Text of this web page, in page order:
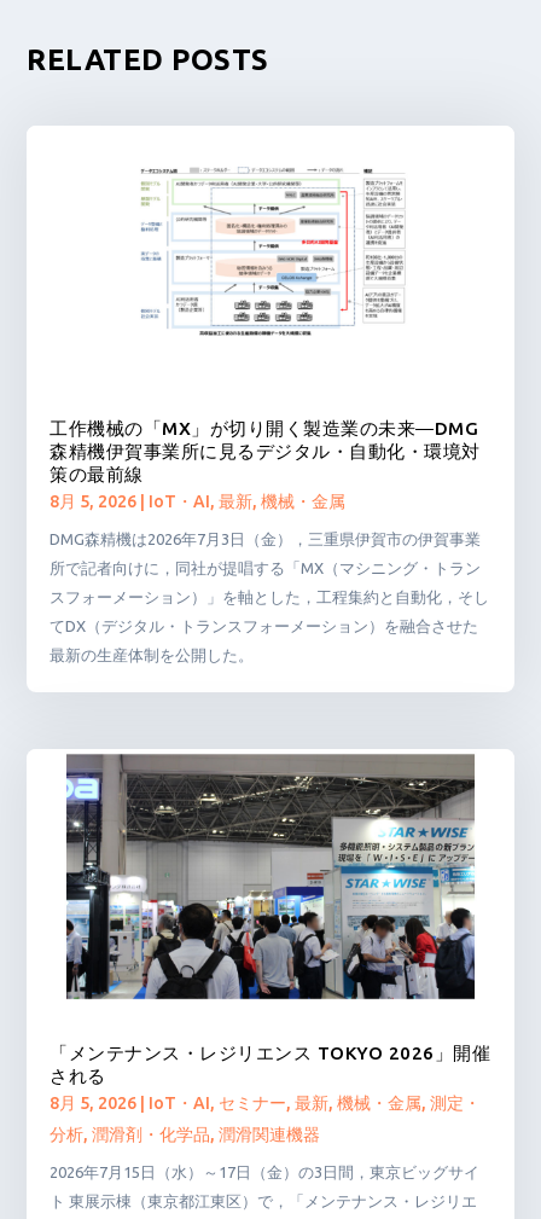
RELATED POSTS
工作機械の「MX」が切り開く製造業の未来―DMG
森精機伊賀事業所に見るデジタル・自動化・環境対
策の最前線
8月 5, 2026 IoT・AI,最新,機械・金属
DMG森精機は2026年7月3日（金），三重県伊賀市の伊賀事業
所で記者向けに，同社が提唱する「MX（マシニング・トラン
スフォーメーション）」を軸とした，工程集約と自動化，そし
てDX（デジタル・トランスフォーメーション）を融合させた
最新の生産体制を公開した。
「メンテナンス・レジリエンス TOKYO 2026」開催
される
8月 5, 2026 | IoT・AI, セミナー,最新,機械・金属,測定・
分析,潤滑剤・化学品,潤滑関連機器
2026年7月15日（水）～17日（金）の3日間，東京ビッグサイ
ト 東展示棟（東京都江東区）で，「メンテナンス・レジリエ